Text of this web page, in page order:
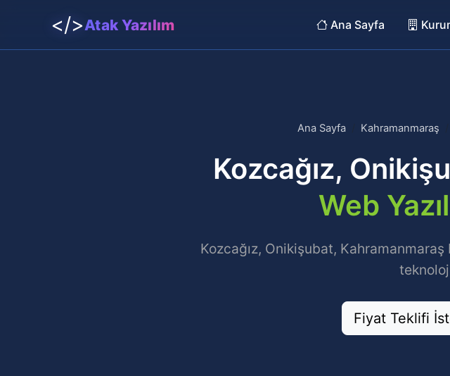
</>Atak Yazılım Ana Sayfa
Ana Sayfa Kahramanmaraş
Kozcağız,
Web
Kozcağız, Onikişubat,
Fiyat Teklifi